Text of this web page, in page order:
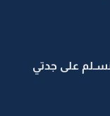
على جدتي